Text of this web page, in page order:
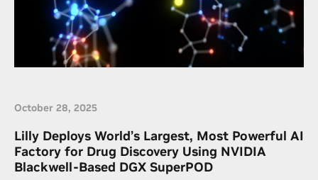
October 28, 2025
Lilly Deploys World’s Largest, Most Powerful AI
Factory for Drug Discovery Using NVIDIA
Blackwell-Based DGX SuperPOD